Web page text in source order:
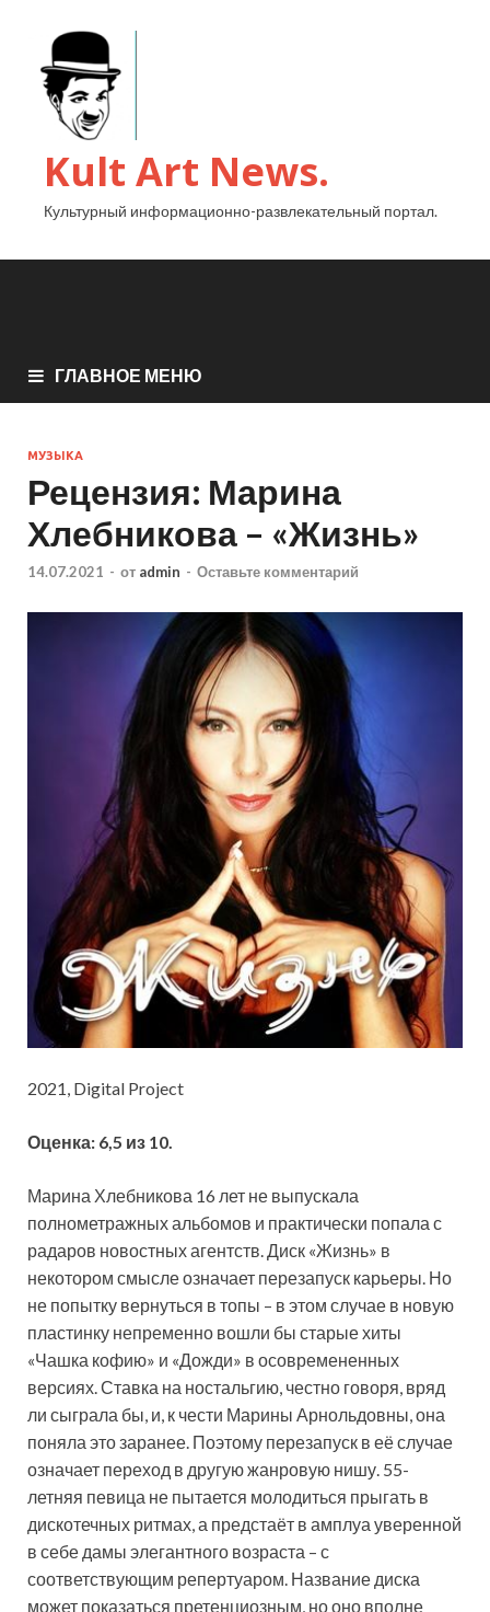
Kult Art News.
Культурный информационно-развлекательный портал.
ГЛАВНОЕ МЕНЮ
МУЗЫКА
Рецензия: Марина
Хлебникова – «Жизнь»
14.07.2021 - от admin - Оставьте комментарий
2021, Digital Project
Оценка: 6,5 из 10.
Марина Хлебникова 16 лет не выпускала
полнометражных альбомов и практически попала с
радаров новостных агентств. Диск «Жизнь» в
некотором смысле означает перезапуск карьеры. Но
не попытку вернуться в топы – в этом случае в новую
пластинку непременно вошли бы старые хиты
«Чашка кофию» и «Дожди» в осовремененных
версиях. Ставка на ностальгию, честно говоря, вряд
ли сыграла бы, и, к чести Марины Арнольдовны, она
поняла это заранее. Поэтому перезапуск в её случае
означает переход в другую жанровую нишу. 55-
летняя певица не пытается молодиться прыгать в
дискотечных ритмах, а предстаёт в амплуа уверенной
в себе дамы элегантного возраста – с
соответствующим репертуаром. Название диска
может показаться претенциозным, но оно вполне